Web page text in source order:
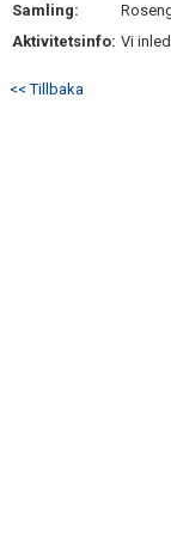
KONTAKT
Samling:
Aktivitetsinfo: Vi
<< Tillbaka